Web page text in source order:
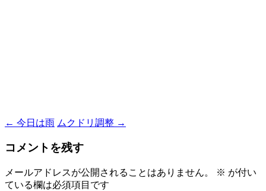
投
稿
ビ
← 今日は雨 ムクドリ調整 →
コメントを残す
メールアドレスが公開されることはありません。 ※ が付い
ている欄は必須項目です